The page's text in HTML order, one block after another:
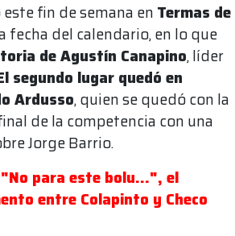
fin de semana en Termas de
fecha del calendario, en lo que
de Agustín Canapino, líder
segundo lugar quedó en
Ardusso, quien se quedó con la
de la competencia con una
Jorge Barrio.
"No para este bolu...", el
entre Colapinto y Checo